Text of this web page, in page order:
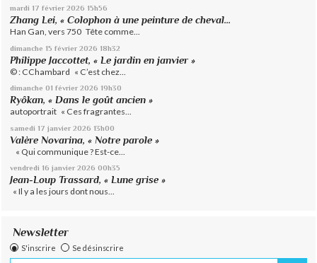
mardi 17 février 2026 15h56
Zhang Lei, « Colophon à une peinture de cheval...
Han Gan, vers 750 Tête comme...
dimanche 15 février 2026 18h32
Philippe Jaccottet, « Le jardin en janvier »
© : CChambard « C’est chez...
dimanche 01 février 2026 19h30
Ryôkan, « Dans le goût ancien »
autoportrait « Ces fragrantes...
samedi 17 janvier 2026 13h00
Valère Novarina, « Notre parole »
« Qui communique ? Est-ce...
vendredi 16 janvier 2026 00h35
Jean-Loup Trassard, « Lune grise »
« Il y a les jours dont nous...
Newsletter
S'inscrire Se désinscrire